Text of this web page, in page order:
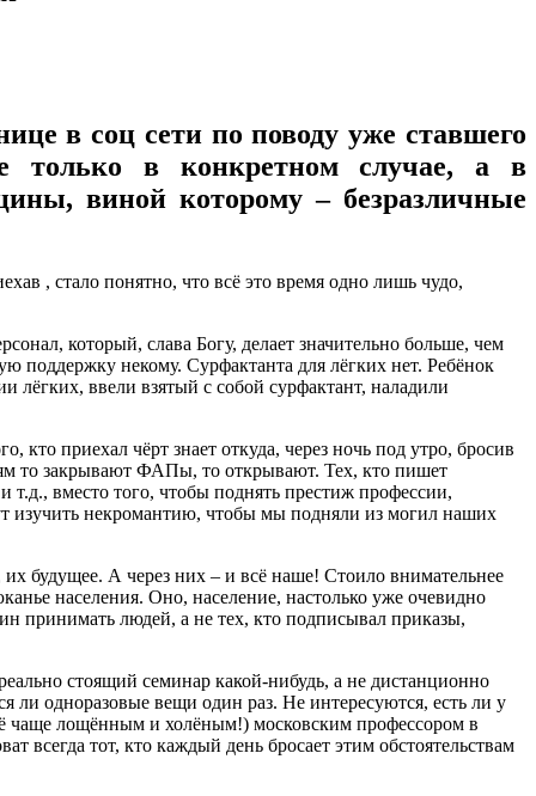
в соц сети по поводу уже ставшего
только в конкретном случае, а в
виной которому – безразличные
, стало понятно, что всё это время одно лишь чудо,
который, слава Богу, делает значительно больше, чем
некому. Сурфактанта для лёгких нет. Ребёнок
ввели взятый с собой сурфактант, наладили
кто приехал чёрт знает откуда, через ночь под утро, бросив
то закрывают ФАПы, то открывают. Тех, кто пишет
т.д., вместо того, чтобы поднять престиж профессии,
изучить некромантию, чтобы мы подняли из могил наших
будущее. А через них – и всё наше! Стоило внимательнее
населения. Оно, население, настолько уже очевидно
принимать людей, а не тех, кто подписывал приказы,
стоящий семинар какой-нибудь, а не дистанционно
одноразовые вещи один раз. Не интересуются, есть ли у
чаще лощённым и холёным!) московским профессором в
всегда тот, кто каждый день бросает этим обстоятельствам